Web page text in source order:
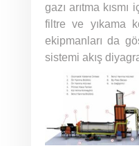
gazı arıtma
filtre ve yıkama
ekipmanları da
sistemi akış